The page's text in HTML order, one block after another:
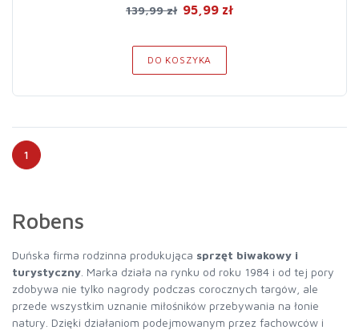
139,99 zł 95,99 zł
DO KOSZYKA
1
Robens
Duńska firma rodzinna produkująca sprzęt biwakowy i
turystyczny . Marka działa na rynku od roku 1984 i od tej pory
zdobywa nie tylko nagrody podczas corocznych targów, ale
przede wszystkim uznanie miłośników przebywania na łonie
natury. Dzięki działaniom podejmowanym przez fachowców i